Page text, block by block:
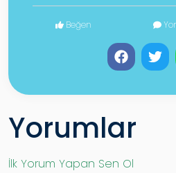
Beğen
Yorumlar
İlk Yorum Yapan Sen Ol